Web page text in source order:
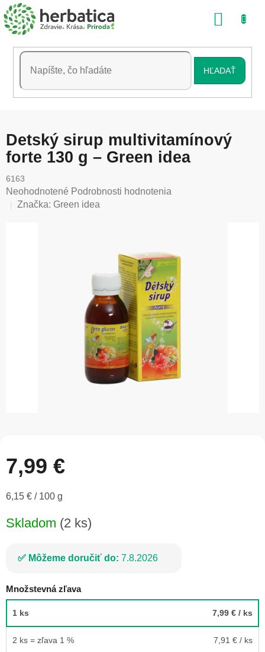
Prejsť
na
obsah
HĽADAŤ
Detský sirup multivitamínový
forte 130 g – Green idea
6163
Priemerné
hodnotenie
Neohodnotené Podrobnosti hodnotenia
Značka: Green idea
7,99 €
Jednotková
6,15 € / 100 g
Skladom (2 ks)
Môžeme doručiť do: 7.8.2026
Množstevná zľava
1 ks 7,99 € / ks
2 ks = zľava 1 % 7,91 € / ks